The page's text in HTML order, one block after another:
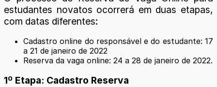
estudantes novatos ocorrerá em duas etapas,
com datas diferentes:
Cadastro online do responsável e do estudante: 17
a 21 de janeiro de 2022
Reserva da vaga online: 24 a 28 de janeiro de 2022.
1º Etapa: Cadastro Reserva